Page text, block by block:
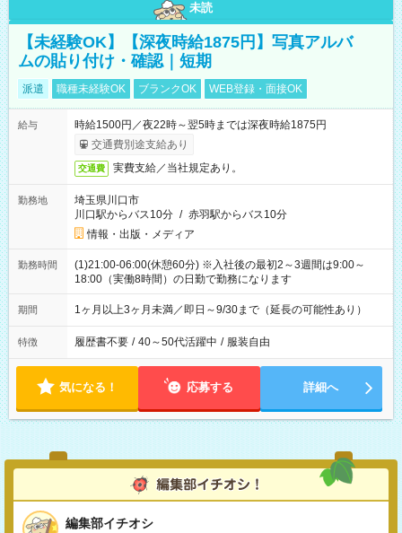
未読
【未経験OK】【深夜時給1875円】写真アルバ
ムの貼り付け・確認｜短期
派遣 職種未経験OK ブランクOK WEB登録・面接OK
給与
時給1500円／夜22時～翌5時までは深夜時給1875円
交通費別途支給あり
交通費 実費支給／当社規定あり。
勤務地
埼玉県川口市
川口駅からバス10分 / 赤羽駅からバス10分
情報・出版・メディア
勤務時間
(1)21:00-06:00(休憩60分) ※入社後の最初2～3週間は9:00～
18:00（実働8時間）の日勤で勤務になります
期間 1ヶ月以上3ヶ月未満／即日～9/30まで（延長の可能性あり）
特徴 履歴書不要 / 40～50代活躍中 / 服装自由
気になる！ 応募する 詳細へ
編集部イチオシ